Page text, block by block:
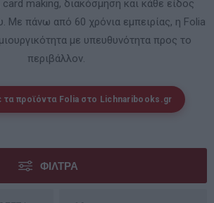
making, διακόσμηση και κάθε είδος
Με πάνω από 60 χρόνια εμπειρίας, η Folia
με υπευθυνότητα προς το
περιβάλλον.
προϊόντα Folia στο Lichnaribooks.gr
ΦΊΛΤΡΑ